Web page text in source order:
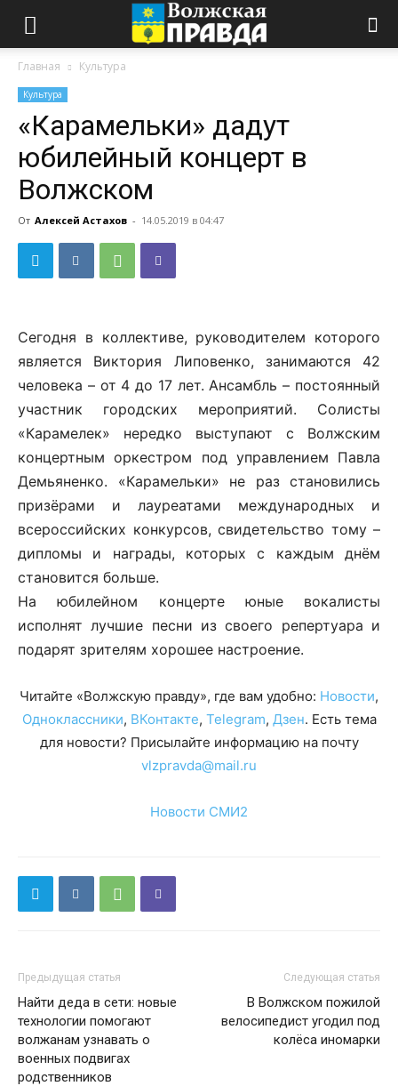
Главная Культура
Культура
«Карамельки» дадут
юбилейный концерт в
Волжском
От Алексей Астахов - 14.05.2019 в 04:47
Сегодня в коллективе, руководителем которого
является Виктория Липовенко, занимаются 42
человека – от 4 до 17 лет. Ансамбль – постоянный
участник городских мероприятий. Солисты
«Карамелек» нередко выступают с Волжским
концертным оркестром под управлением Павла
Демьяненко. «Карамельки» не раз становились
призёрами и лауреатами международных и
всероссийских конкурсов, свидетельство тому –
дипломы и награды, которых с каждым днём
становится больше.
На юбилейном концерте юные вокалисты
исполнят лучшие песни из своего репертуара и
подарят зрителям хорошее настроение.
Читайте «Волжскую правду», где вам удобно: Новости,
Одноклассники, ВКонтакте, Telegram, Дзен. Есть тема
для новости? Присылайте информацию на почту
vlzpravda@mail.ru
Новости СМИ2
Предыдущая статья
Найти деда в сети: новые
технологии помогают
волжанам узнавать о
военных подвигах
родственников
Следующая статья
В Волжском пожилой
велосипедист угодил под
колёса иномарки